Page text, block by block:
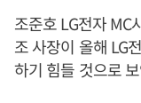
조준호 LG전자 MC
조 사장이 올해 LG
하기 힘들 것으로